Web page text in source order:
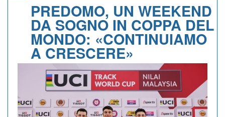
CALENDARIO
PREDOMO, UN WEEKEND
DA SOGNO IN COPPA DEL
MONDO: «CONTINUIAMO
A CRESCERE»